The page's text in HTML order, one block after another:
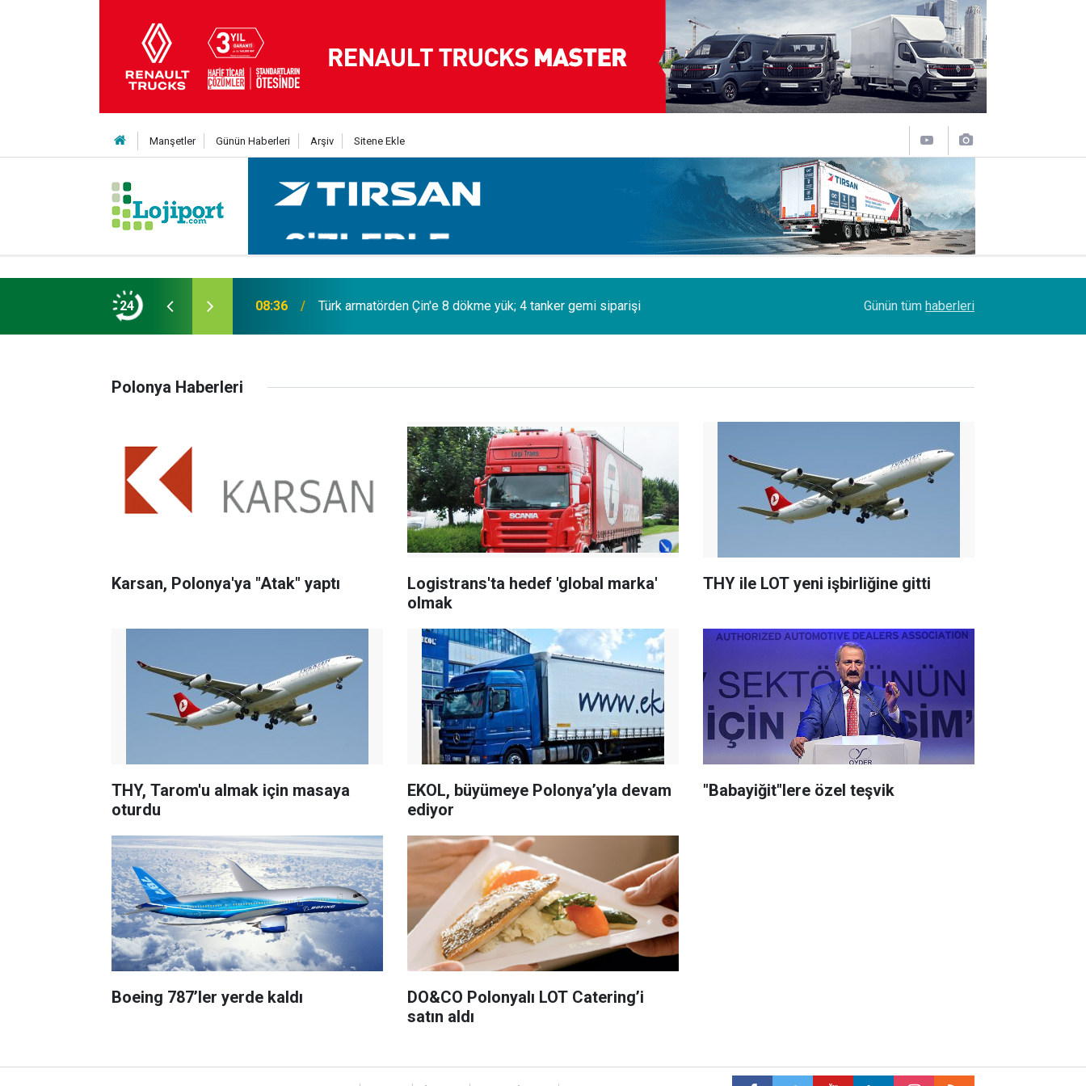
Manşetler Günün Haberleri Arşiv Sitene Ekle
24
EDITION'ı ÖKN Lojistik filosunda 08:36 Türk armatörden Çin'e 8 dökme yük; 4 tanker gemi siparişi Enver Geçgel Turizm, filosuna 63 Yıldız daha
Günün tüm haberleri
Polonya Haberleri
Karsan, Polonya'ya "Atak" yaptı
Logistrans'ta hedef 'global marka'
olmak
THYile LOT yeni işbirliğine gitti
THY, Tarom'u almak için masaya
oturdu
EKOL, büyümeye Polonya’yla devam
ediyor
"Babayiğit"lere özel teşvik
Boeing 787’ler yerde kaldı
DO&CO Polonyalı LOT Catering’i
satın aldı